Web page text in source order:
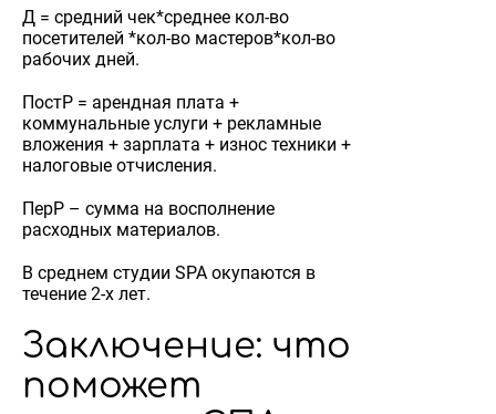
Д = средний чек*среднее кол-во
посетителей *кол-во мастеров*кол-во
рабочих дней.
ПостР = арендная плата +
коммунальные услуги + рекламные
вложения + зарплата + износ техники +
налоговые отчисления.
ПерР – сумма на восполнение
расходных материалов.
В среднем студии SPA окупаются в
течение 2-х лет.
Заключение: что
поможет